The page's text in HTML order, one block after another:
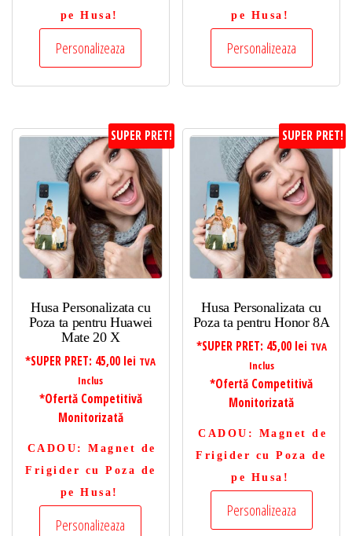
pe Husa!
Personalizeaza
pe Husa!
Personalizeaza
SUPER PRET!
Husa Personalizata cu
Poza ta pentru Huawei
Mate 20 X
*SUPER PRET: 45,00 lei TVA
Inclus
*Ofertă Competitivă
Monitorizată
CADOU : Magnet de
Frigider cu Poza de
pe Husa!
Personalizeaza
SUPER PRET!
Husa Personalizata cu
Poza ta pentru Honor 8A
*SUPER PRET: 45,00 lei TVA
Inclus
*Ofertă Competitivă
Monitorizată
CADOU : Magnet de
Frigider cu Poza de
pe Husa!
Personalizeaza